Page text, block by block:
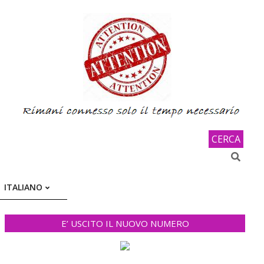
CERCA
Search
ITALIANO
E’ USCITO IL NUOVO NUMERO